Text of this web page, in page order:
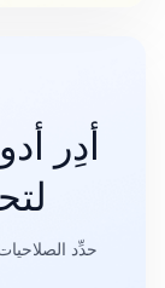
أدِر
حدِّد